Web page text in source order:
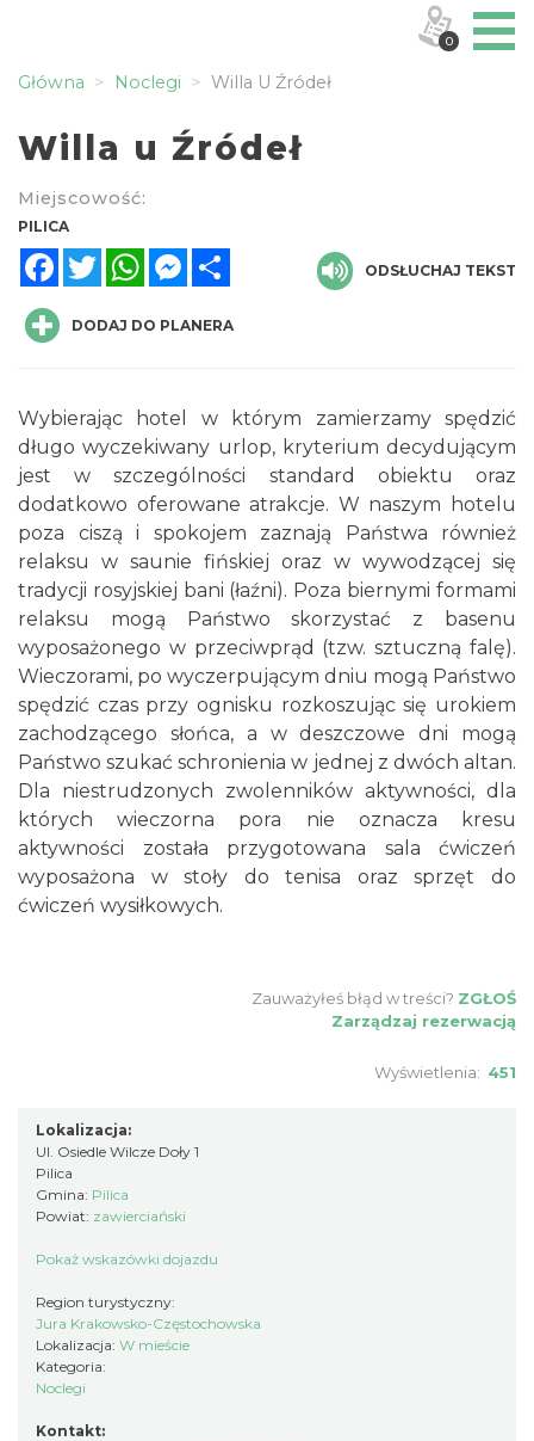
Główna Noclegi Willa U Źródeł
Willa u Źródeł
Miejscowość:
PILICA
FacebookTwitterWhatsAppMessenger
ODSŁUCHAJ TEKST
DODAJ DO PLANERA
Wybierając hotel w którym zamierzamy spędzić
długo wyczekiwany urlop, kryterium decydującym
jest w szczególności standard obiektu oraz
dodatkowo oferowane atrakcje. W naszym hotelu
poza ciszą i spokojem zaznają Państwa również
relaksu w saunie fińskiej oraz w wywodzącej się
tradycji rosyjskiej bani (łaźni). Poza biernymi formami
relaksu mogą Państwo skorzystać z basenu
wyposażonego w przeciwprąd (tzw. sztuczną falę).
Wieczorami, po wyczerpującym dniu mogą Państwo
spędzić czas przy ognisku rozkoszując się urokiem
zachodzącego słońca, a w deszczowe dni mogą
Państwo szukać schronienia w jednej z dwóch altan.
Dla niestrudzonych zwolenników aktywności, dla
których wieczorna pora nie oznacza kresu
aktywności została przygotowana sala ćwiczeń
wyposażona w stoły do tenisa oraz sprzęt do
ćwiczeń wysiłkowych.
Zauważyłeś błąd w treści? ZGŁOŚ
Zarządzaj rezerwacją
Wyświetlenia: 451
Lokalizacja:
Ul. Osiedle Wilcze Doły 1
Pilica
Gmina: Pilica
Powiat: zawierciański
Pokaż wskazówki dojazdu
Region turystyczny:
Jura Krakowsko-Częstochowska
Lokalizacja: W mieście
Kategoria:
Noclegi
Kontakt:
0